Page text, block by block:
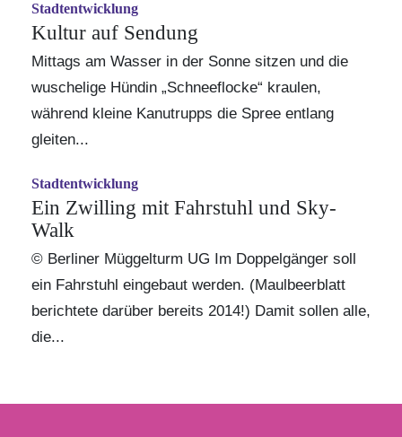
Stadtentwicklung
Kultur auf Sendung
Mittags am Wasser in der Sonne sitzen und die
wuschelige Hündin „Schneeflocke“ kraulen,
während kleine Kanutrupps die Spree entlang
gleiten...
Stadtentwicklung
Ein Zwilling mit Fahrstuhl und Sky-
Walk
© Berliner Müggelturm UG Im Doppelgänger soll
ein Fahrstuhl eingebaut werden. (Maulbeerblatt
berichtete darüber bereits 2014!) Damit sollen alle,
die...